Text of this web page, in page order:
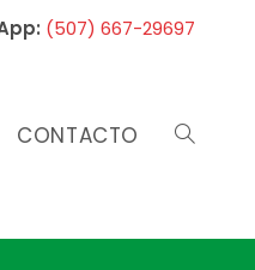
(507) 667-29697
CONTACTO ALTERNAR